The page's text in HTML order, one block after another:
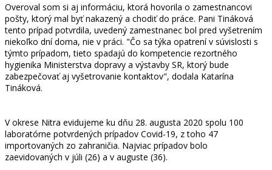
Overoval som si aj informáciu, ktorá hovorila o zamestnancovi
pošty, ktorý mal byť nakazený a chodiť do práce. Pani Tináková
tento prípad potvrdila, uvedený zamestnanec bol pred vyšetrením
niekoľko dní doma, nie v práci. "Čo sa týka opatrení v súvislosti s
týmto prípadom, tieto spadajú do kompetencie rezortného
hygienika Ministerstva dopravy a výstavby SR, ktorý bude
zabezpečovať aj vyšetrovanie kontaktov", dodala Katarína
Tináková.
V okrese Nitra evidujeme ku dňu 28. augusta 2020 spolu 100
laboratórne potvrdených prípadov Covid-19, z toho 47
importovaných zo zahraničia. Najviac prípadov bolo
zaevidovaných v júli (26) a v auguste (36).